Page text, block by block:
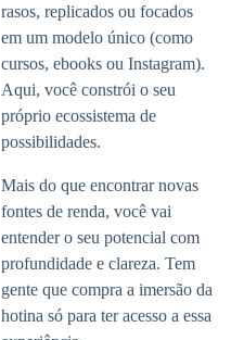
rasos, replicados ou focados
em um modelo único (como
cursos, ebooks ou Instagram).
Aqui, você constrói o seu
próprio ecossistema de
possibilidades.
Mais do que encontrar novas
fontes de renda, você vai
entender o seu potencial com
profundidade e clareza. Tem
gente que compra a imersão da
hotina só para ter acesso a essa